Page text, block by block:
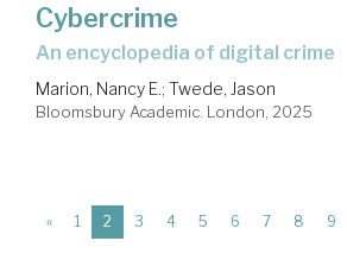
Cybercrime
an encyclopedia of digital crime
Marion, Nancy E.; Twede, Jason
Bloomsbury Academic. London, 2025
« 1 2 (current)
3 4 5 6 7 8 9